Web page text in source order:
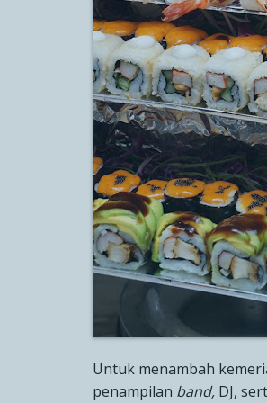
Untuk menambah
penampilan band, DJ,